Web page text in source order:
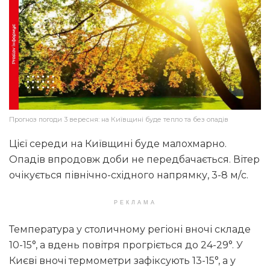
Прогноз погоди 3 вересня: на Київщині буде тепло та без опадів
Цієї середи на Київщині буде малохмарно.
Опадів впродовж доби не передбачається. Вітер
очікується північно-східного напрямку, 3-8 м/с.
РЕКЛАМА
Температура у столичному регіоні вночі складе
10-15°, а вдень повітря прогріється до 24-29°. У
Києві вночі термометри зафіксують 13-15°, а у